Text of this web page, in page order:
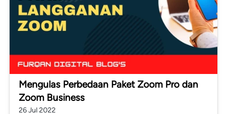
Mengulas Perbedaan Paket Zoom Pro dan
Zoom Business
26 Jul 2022